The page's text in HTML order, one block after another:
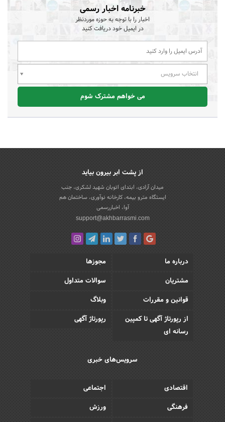
خبرنامه اخبار رسمی
اخبار را با توجه به حوزه موردنظر
در ایمیل خود دریافت کنید
انتخاب سرویس
می خواهم مشترک شوم
از پشت ابر بیرون بیاید
میدان آزادی، ابتدای اتوبان شهید لشکری، جنب
ایستگاه مترو بیمه، کارخانه نوآوری، ساختمان هم
آوا، اخباررسمی
support@akhbarrasmi.com
درباره ما
مجوزها
مشتریان
سوالات متداول
قوانین و مقررات
وبلاگ
از رپورتاژ آگهی تا کمپین
رسانه ای
رپورتاژ آگهی
سرویس‌های خبری
اقتصادی
اجتماعی
فرهنگی
ورزش